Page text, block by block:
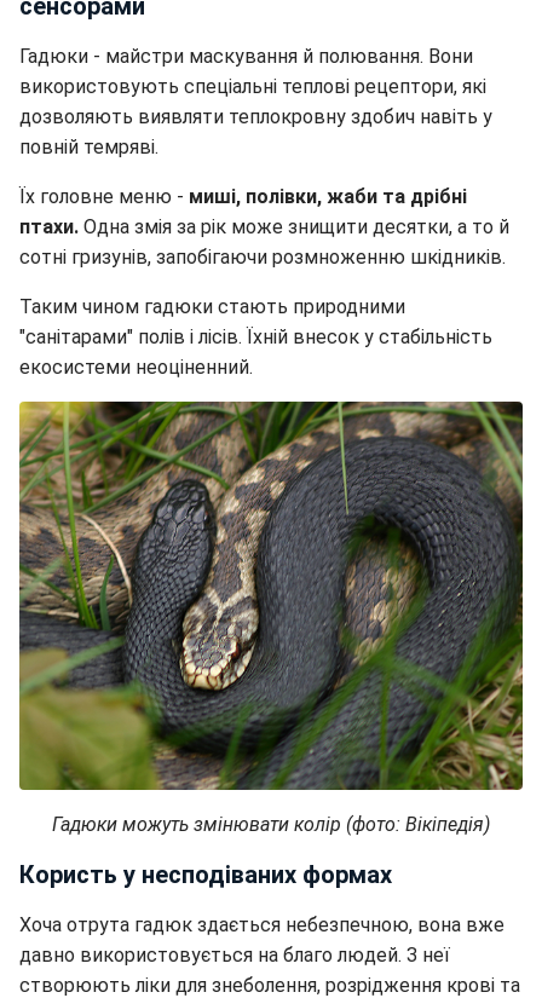
сенсорами
Гадюки - майстри маскування й полювання. Вони
використовують спеціальні теплові рецептори, які
дозволяють виявляти теплокровну здобич навіть у
повній темряві.
Їх головне меню - миші, полівки, жаби та дрібні
птахи. Одна змія за рік може знищити десятки, а то й
сотні гризунів, запобігаючи розмноженню шкідників.
Таким чином гадюки стають природними
"санітарами" полів і лісів. Їхній внесок у стабільність
екосистеми неоціненний.
Гадюки можуть змінювати колір (фото: Вікіпедія)
Користь у несподіваних формах
Хоча отрута гадюк здається небезпечною, вона вже
давно використовується на благо людей. З неї
створюють ліки для знеболення, розрідження крові та